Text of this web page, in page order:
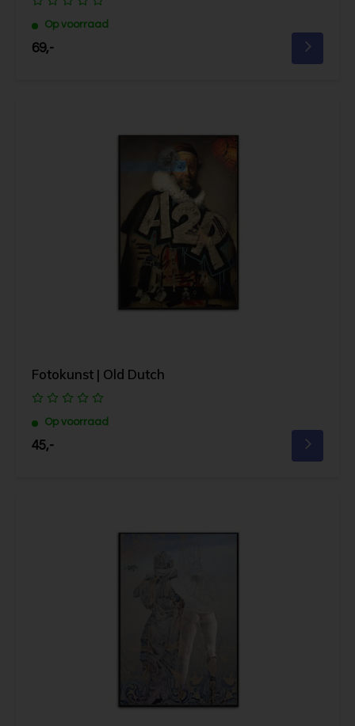
Op voorraad
69,-
Fotokunst | Old Dutch
Op voorraad
45,-